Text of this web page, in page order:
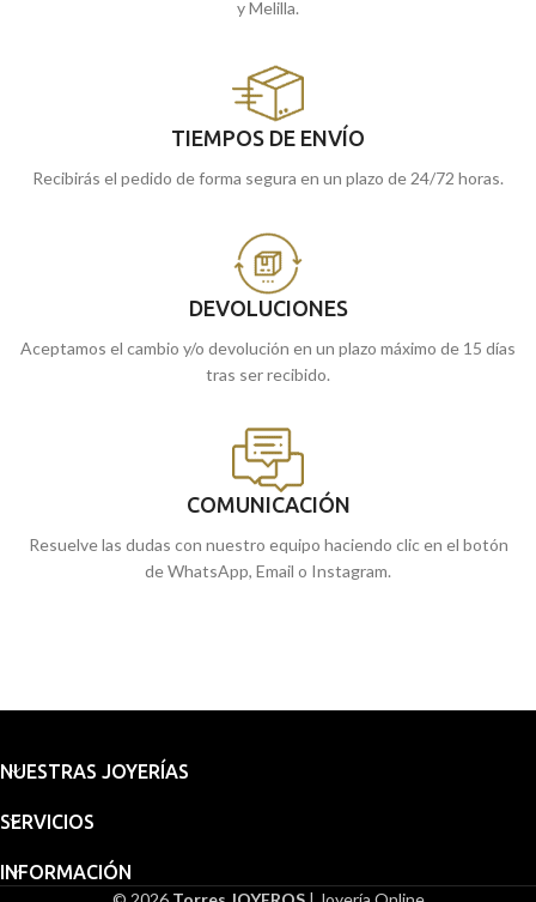
y Melilla.
TIEMPOS DE ENVÍO
Recibirás el pedido de forma segura en un plazo de 24/72 horas.
DEVOLUCIONES
Aceptamos el cambio y/o devolución en un plazo máximo de 15 días
tras ser recibido.
COMUNICACIÓN
Resuelve las dudas con nuestro equipo haciendo clic en el botón
de WhatsApp, Email o Instagram.
NUESTRAS JOYERÍAS
SERVICIOS
INFORMACIÓN